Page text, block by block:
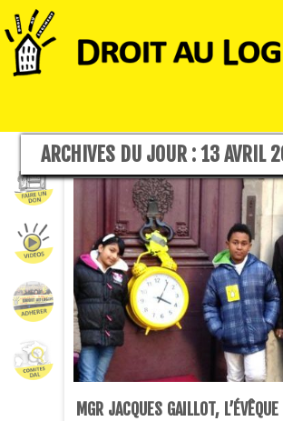
ARCHIVES DU JOUR :13 AVRIL
MGR JACQUES GAILLOT,